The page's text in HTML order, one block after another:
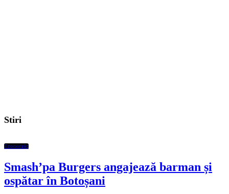
Stiri
Economic
Smash’pa Burgers angajează barman și
ospătar în Botoșani